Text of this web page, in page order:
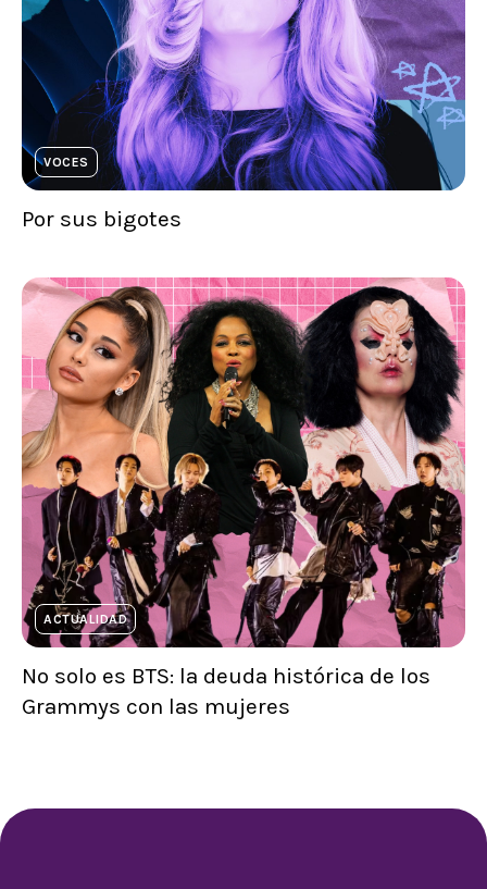
VOCES
Por sus bigotes
ACTUALIDAD
No solo es BTS: la deuda histórica de los
Grammys con las mujeres